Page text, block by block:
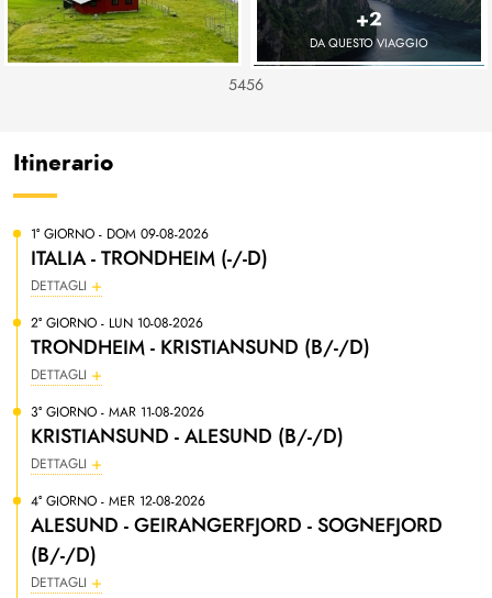
+2
DA QUESTO VIAGGIO
5456
Itinerario
1° GIORNO - DOM 09-08-2026
ITALIA - TRONDHEIM (-/-D)
DETTAGLI
2° GIORNO - LUN 10-08-2026
TRONDHEIM - KRISTIANSUND (B/-/D)
DETTAGLI
3° GIORNO - MAR 11-08-2026
KRISTIANSUND - ALESUND (B/-/D)
DETTAGLI
4° GIORNO - MER 12-08-2026
ALESUND - GEIRANGERFJORD - SOGNEFJORD
(B/-/D)
DETTAGLI